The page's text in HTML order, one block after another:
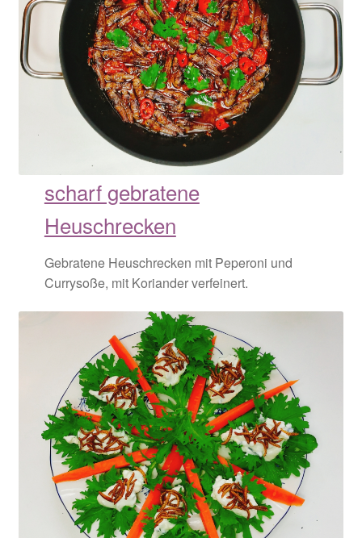
scharf gebratene
Heuschrecken
Gebratene Heuschrecken mit Peperoni und
Currysoße, mit Koriander verfeinert.